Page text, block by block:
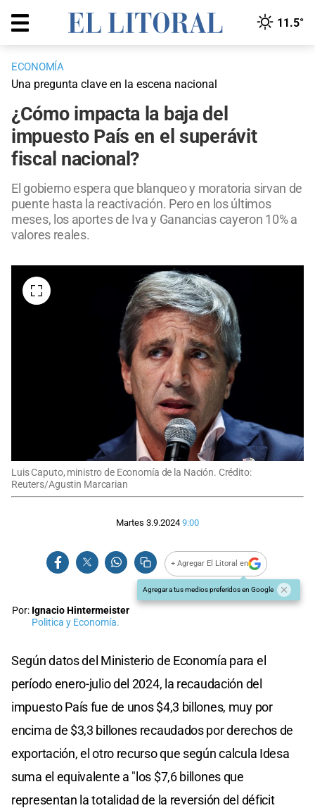
11.5°
ECONOMÍA
Una pregunta clave en la escena nacional
¿Cómo impacta la baja del
impuesto País en el superávit
fiscal nacional?
El gobierno espera que blanqueo y moratoria sirvan de
puente hasta la reactivación. Pero en los últimos
meses, los aportes de Iva y Ganancias cayeron 10% a
valores reales.
Luis Caputo, ministro de Economía de la Nación. Crédito:
Reuters/Agustin Marcarian
Martes 3.9.2024 9:00
+ Agregar El Litoral en
Agregar a tus medios preferidos en Google
Por: Ignacio Hintermeister
Politica y Economía.
Según datos del Ministerio de Economía para el
período enero-julio del 2024, la recaudación del
impuesto País fue de unos $4,3 billones, muy por
encima de $3,3 billones recaudados por derechos de
exportación, el otro recurso que según calcula Idesa
suma el equivalente a "los $7,6 billones que
representan la totalidad de la reversión del déficit